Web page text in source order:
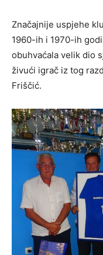
Značajnije uspjehe
1960-ih i 1970-ih
obuhvaćala velik dio
živući igrač iz tog
Friščić.